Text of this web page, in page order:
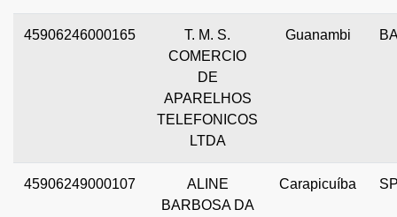
45906246000165
T. M. S.
COMERCIO
DE
APARELHOS
TELEFONICOS
LTDA
Guanambi
45906249000107
ALINE
BARBOSA DA
Carapicuíba